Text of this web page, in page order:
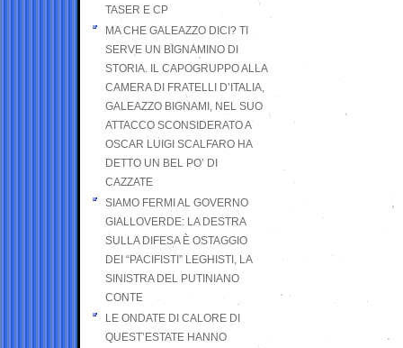
TASER E CP
MA CHE GALEAZZO DICI? TI
SERVE UN BIGNAMINO DI
STORIA. IL CAPOGRUPPO ALLA
CAMERA DI FRATELLI D’ITALIA,
GALEAZZO BIGNAMI, NEL SUO
ATTACCO SCONSIDERATO A
OSCAR LUIGI SCALFARO HA
DETTO UN BEL PO’ DI
CAZZATE
SIAMO FERMI AL GOVERNO
GIALLOVERDE: LA DESTRA
SULLA DIFESA È OSTAGGIO
DEI “PACIFISTI” LEGHISTI, LA
SINISTRA DEL PUTINIANO
CONTE
LE ONDATE DI CALORE DI
QUEST’ESTATE HANNO